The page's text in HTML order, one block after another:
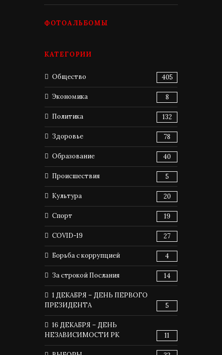
ФОТОАЛЬБОМЫ
КАТЕГОРИИ
Общество 405
Экономика 8
Политика 132
Здоровье 78
Образование 40
Происшествия 5
Культура 20
Спорт 19
COVID-19 27
Борьба с коррупцией 4
За строкой Послания 14
1 ДЕКАБРЯ – ДЕНЬ ПЕРВОГО
ПРЕЗИДЕНТА
5
16 ДЕКАБРЯ – ДЕНЬ
НЕЗАВИСИМОСТИ РК
11